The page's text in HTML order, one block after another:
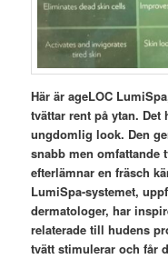
Här är ageLOC
tvättar rent på ytan.
ungdomlig look. Den
snabb men omfattande
efterlämnar en fräsch
LumiSpa-systemet,
dermatologer, har
relaterade till hudens
tvätt stimulerar och får